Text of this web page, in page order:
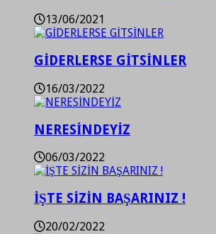
13/06/2021
GİDERLERSE GİTSİNLER
16/03/2022
NERESİNDEYİZ
06/03/2022
İŞTE SİZİN BAŞARINIZ !
20/02/2022